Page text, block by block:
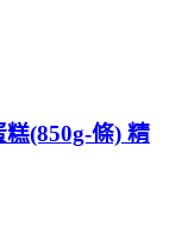
(850g-條) 精